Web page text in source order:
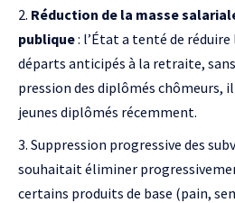
Réduction de la masse
publique: l’État a tenté de réduire
départs anticipés à la retraite,
pression des diplômés chômeurs,
jeunes diplômés récemment.
Suppression progressive des
souhaitait éliminer
certains produits de base (pain,